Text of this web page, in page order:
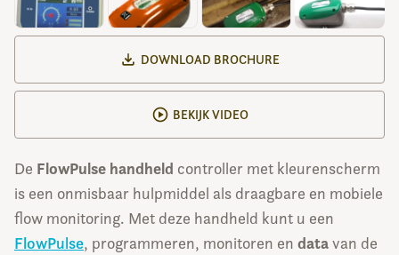
DOWNLOAD BROCHURE
BEKIJK VIDEO
De FlowPulse handheld controller met kleurenscherm
is een onmisbaar hulpmiddel als draagbare en mobiele
flow monitoring. Met deze handheld kunt u een
FlowPulse, programmeren, monitoren en datavan de